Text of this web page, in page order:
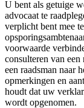
U bent als getuige
advocaat te
verplicht bent mee
voorwaarde
consulteren van een
een raadsman naar
opmerkingen en
houdt dat uw
wordt opgenomen.